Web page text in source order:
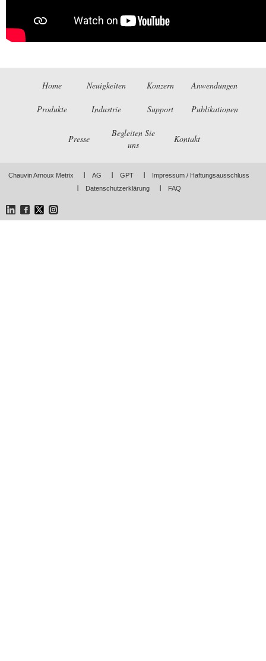
Home Neuigkeiten Konzern Anwendungen
Produkte Industrie Support Publikationen
Presse
Begleiten Sie
uns
Kontakt
Chauvin Arnoux Metrix AG GPT
Impressum / Haftungsausschluss
Datenschutzerklärung
FAQ